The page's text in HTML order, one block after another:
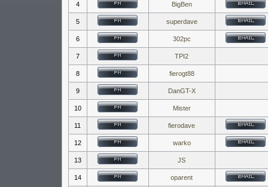
4 BigBen
5 superdave
6 302pc
7 TPI2
8 fierogt88
9 DanGT-X
10 Mister
11 fierodave
12 warko
13 JS
14 oparent